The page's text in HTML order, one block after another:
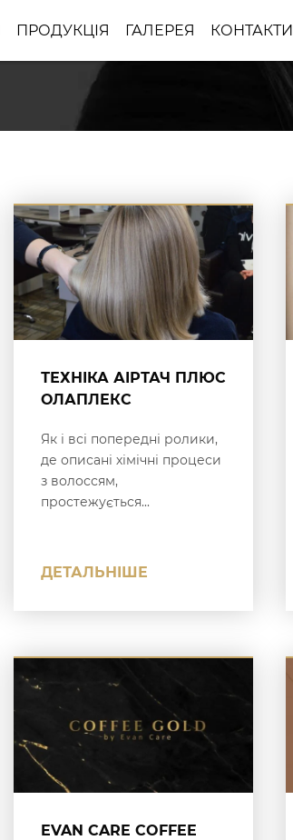
ПРОДУКЦІЯ ГАЛЕРЕЯ КОНТАКТИ
ТЕХНІКА АІРТАЧ ПЛЮС
ОЛАПЛЕКС
Як і всі попередні ролики,
де описані хімічні процеси
з волоссям,
простежується...
ДЕТАЛЬНІШЕ
EVAN CARE COFFEE